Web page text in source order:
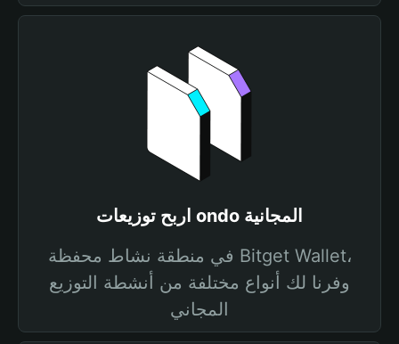
اربح توزيعات ondo المجانية
في منطقة نشاط محفظة Bitget Wallet،
وفرنا لك أنواع مختلفة من أنشطة التوزيع
المجاني